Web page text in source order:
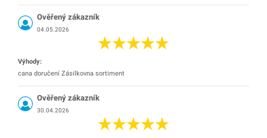
Ověřený zákazník
04.05.2026
Výhody:
cana doručení Zásilkovna sortiment
Ověřený zákazník
30.04.2026